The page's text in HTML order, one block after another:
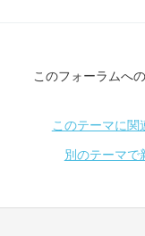
このフォーラムへ
このテーマに関
別のテーマで